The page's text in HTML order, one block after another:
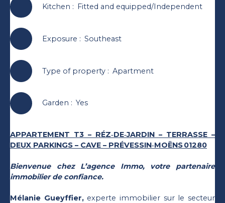
Kitchen : Fitted and equipped/Independent
Exposure : Southeast
Type of property: Apartment
Garden : Yes
APPARTEMENT T3 – RÉZ‑DE‑JARDIN – TERRASSE –
DEUX PARKINGS – CAVE – PRÉVESSIN‑MOËNS 01280
Bienvenue chez L’agence Immo, votre partenaire
immobilier de confiance.
Mélanie Gueyffier,experte immobilier sur le secteur